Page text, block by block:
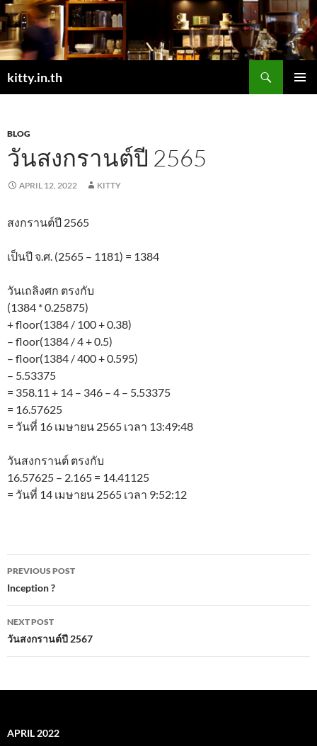
Skip
to
content
kitty.in.th
BLOG
วันสงกรานต์ปี 2565
APRIL 12, 2022 KITTY
สงกรานต์ปี 2565
เป็นปี จ.ศ. (2565 – 1181) = 1384
วันเถลิงศก ตรงกับ
(1384 * 0.25875)
+ floor(1384 / 100 + 0.38)
– floor(1384 / 4 + 0.5)
– floor(1384 / 400 + 0.595)
– 5.53375
= 358.11 + 14 – 346 – 4 – 5.53375
= 16.57625
= วันที่ 16 เมษายน 2565 เวลา 13:49:48
วันสงกรานต์ ตรงกับ
16.57625 – 2.165 = 14.41125
= วันที่ 14 เมษายน 2565 เวลา 9:52:12
Post
navigation
PREVIOUS POST
Inception ?
NEXT POST
วันสงกรานต์ปี 2567
APRIL 2022